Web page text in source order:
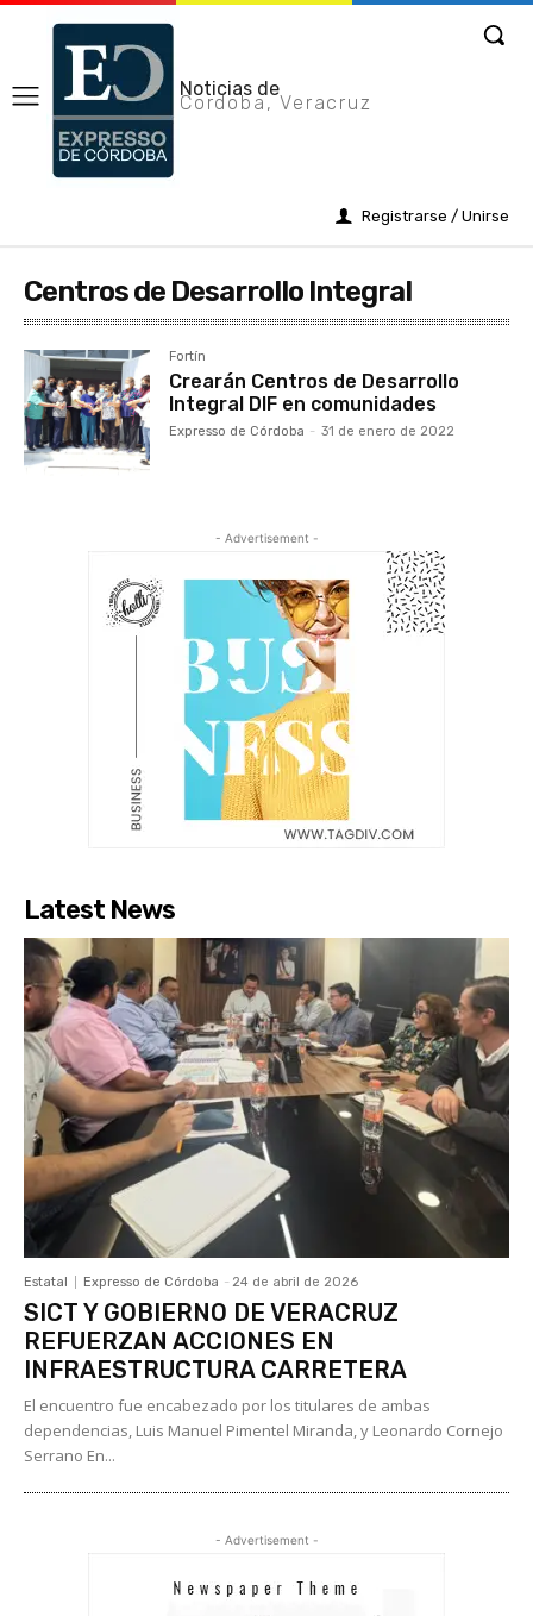
Noticias de
Cordoba, Veracruz
Registrarse / Unirse
Centros de Desarrollo Integral
Fortín
Crearán Centros de Desarrollo
Integral DIF en comunidades
Expresso de Córdoba - 31 de enero de 2022
- Advertisement -
Latest News
Estatal Expresso de Córdoba - 24 de abril de 2026
SICT Y GOBIERNO DE VERACRUZ
REFUERZAN ACCIONES EN
INFRAESTRUCTURA CARRETERA
El encuentro fue encabezado por los titulares de ambas
dependencias, Luis Manuel Pimentel Miranda, y Leonardo Cornejo
Serrano En...
- Advertisement -